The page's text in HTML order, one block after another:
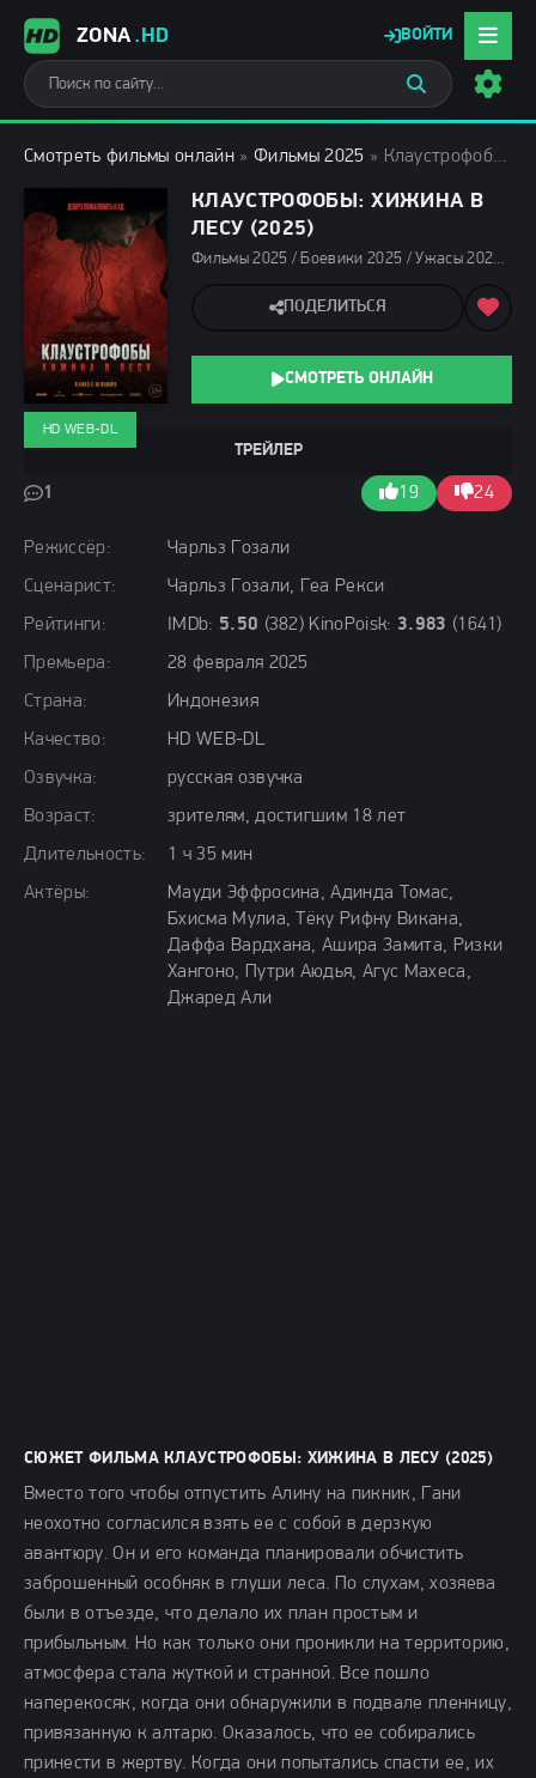
ZONA.HD ВОЙТИ
Смотреть фильмы онлайн » Фильмы 2025 » Клаустрофобы: Хижина в лесу (2025)
КЛАУСТРОФОБЫ: ХИЖИНА В
ЛЕСУ (2025)
Фильмы 2025 / Боевики 2025 / Ужасы 2025 / Зарубежные фильмы 2025 / Новинки кино 2025 / Последние фильмы 2025 / Популярные фильмы / Смотреть фильмы онлайн
Режиссёр:
Чарльз Гозали
Сценарист:
Чарльз Гозали, Геа Рекси
Рейтинги:
IMDb: 5.50 (382) KinoPoisk: 3.983 (1641)
Премьера:
28 февраля 2025
Страна:
Индонезия
Качество:
HD WEB-DL
Озвучка:
русская озвучка
Возраст:
зрителям, достигшим 18 лет
Длительность:
1 ч 35 мин
Актёры:
Мауди Эффросина, Адинда Томас,
Бхисма Мулиа, Тёку Рифну Викана,
Даффа Вардхана, Ашира Замита, Ризки
Хангоно, Путри Аюдья, Агус Махеса,
Джаред Али
ТРЕЙЛЕР
1 19 24
HD WEB-DL
ПОДЕЛИТЬСЯ
СМОТРЕТЬ ОНЛАЙН
СЮЖЕТ ФИЛЬМА КЛАУСТРОФОБЫ: ХИЖИНА В ЛЕСУ (2025)
Вместо того чтобы отпустить Алину на пикник, Гани
неохотно согласился взять ее с собой в дерзкую
авантюру. Он и его команда планировали обчистить
заброшенный особняк в глуши леса. По слухам, хозяева
были в отъезде, что делало их план простым и
прибыльным. Но как только они проникли на территорию,
атмосфера стала жуткой и странной. Все пошло
наперекосяк, когда они обнаружили в подвале пленницу,
привязанную к алтарю. Оказалось, что ее собирались
принести в жертву. Когда они попытались спасти ее, их